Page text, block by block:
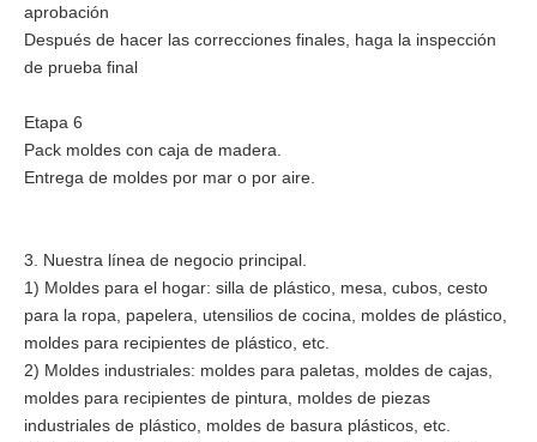
aprobación
Después de hacer las correcciones finales, haga la inspección
de prueba final
Etapa 6
Pack moldes con caja de madera.
Entrega de moldes por mar o por aire.
3. Nuestra línea de negocio principal.
1) Moldes para el hogar: silla de plástico, mesa, cubos, cesto
para la ropa, papelera, utensilios de cocina, moldes de plástico,
moldes para recipientes de plástico, etc.
2) Moldes industriales: moldes para paletas, moldes de cajas,
moldes para recipientes de pintura, moldes de piezas
industriales de plástico, moldes de basura plásticos, etc.